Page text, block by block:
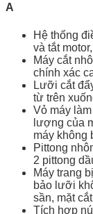
A
Hệ thống
và tắt
Máy cắt
chính xác
Lưỡi cắt
từ trên
Vỏ máy
lượng của
máy không
Pittong
2 pittong
Máy trang
bảo lưỡi
sần, mặt
Tích hợp